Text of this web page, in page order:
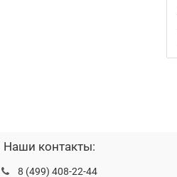
Наши контакты:
8 (499) 408-22-44